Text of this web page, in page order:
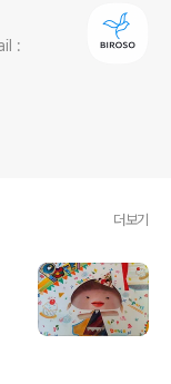
더보기